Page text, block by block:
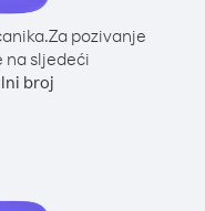
Za pozivanje
na sljedeći
broj